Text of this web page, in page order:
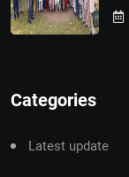
Categories
Latest update